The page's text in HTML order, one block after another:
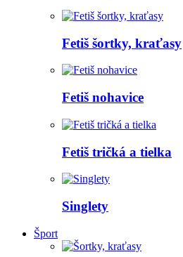
Fetiš šortky, kraťasy
Fetiš nohavice
Fetiš tričká a tielka
Singlety
Šport